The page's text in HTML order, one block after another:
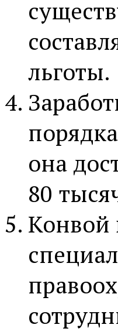
льготы.
она
80
Конвой